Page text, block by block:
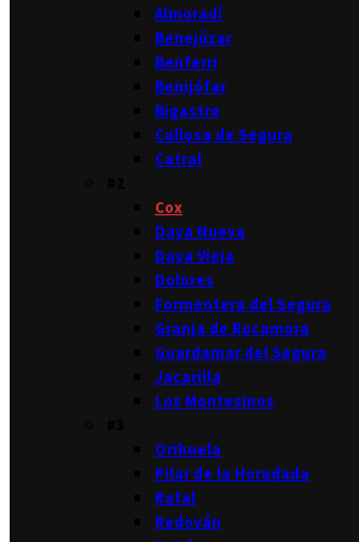
Almoradí
Benejúzar
Benferri
Benijófar
Bigastro
Callosa de Segura
Catral
Cox
Daya Nueva
Daya Vieja
Dolores
Formentera del Segura
Granja de Rocamora
Guardamar del Segura
Jacarilla
Los Montesinos
Orihuela
Pilar de la Horadada
Rafal
Redován